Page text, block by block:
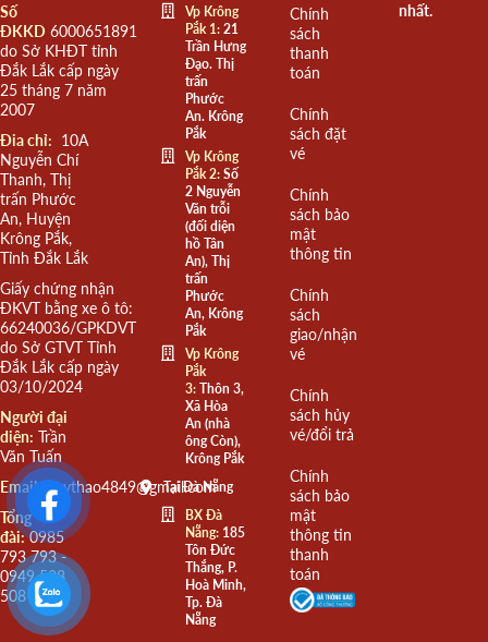
Số
ĐKKD 6000651891
do Sở KHĐT tỉnh
Đắk Lắk cấp ngày
25 tháng 7 năm
2007
Đia chỉ: 10A
Nguyễn Chí
Thanh, Thị
trấn Phước
An, Huyện
Krông Pắk,
Tỉnh Đắk Lắk
Giấy chứng nhận
ĐKVT bằng xe ô tô:
66240036/GPKDVT
do Sở GTVT Tỉnh
Đắk Lắk cấp ngày
03/10/2024
Người đại
diện: Trần
Văn Tuấn
Email: quythao4849@gmail.com
Tổng
đài:0985
793 793 -
0949 508
508
Vp Krông
Pắk 1:21
Trần Hưng
Đạo. Thị
trấn
Phước
An. Krông
Pắk
Vp Krông
Pắk 2:Số
2 Nguyễn
Văn trỗi
(đối diện
hồ Tân
An), Thị
trấn
Phước
An, Krông
Pắk
Vp Krông
Pắk
3:Thôn 3,
Xã Hòa
An (nhà
ông Còn),
Krông Pắk
Tại Đà Nẵng
BX Đà
Nẵng:185
Tôn Đức
Thắng, P.
Hoà Minh,
Tp. Đà
Nẵng
Chính
sách
thanh
toán
Chính
sách đặt
vé
Chính
sách bảo
mật
thông tin
Chính
sách
giao/nhận
vé
Chính
sách hủy
vé/đổi trả
Chính
sách bảo
mật
thông tin
thanh
toán
nhất.